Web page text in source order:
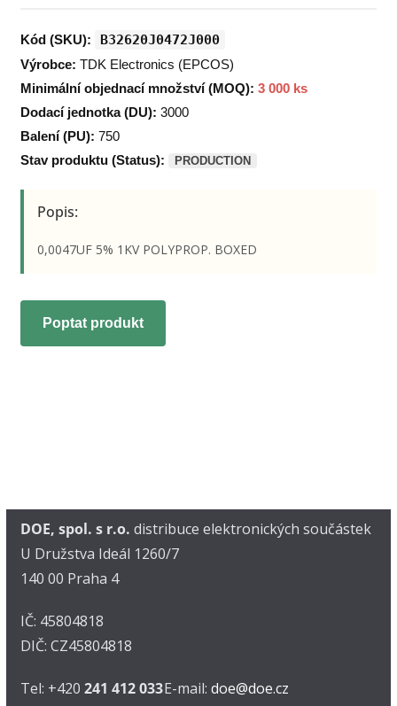
Kód (SKU): B32620J0472J000
Výrobce: TDK Electronics (EPCOS)
Minimální objednací množství (MOQ): 3 000 ks
Dodací jednotka (DU): 3000
Balení (PU): 750
Stav produktu (Status):
PRODUCTION
Popis:
0,0047UF 5% 1KV POLYPROP. BOXED
Poptat produkt
DOE, spol. s r.o. distribuce elektronických součástek
U Družstva Ideál 1260/7
140 00 Praha 4
IČ: 45804818
DIČ: CZ45804818
Tel: +420 241 412 033E-mail: doe@doe.cz